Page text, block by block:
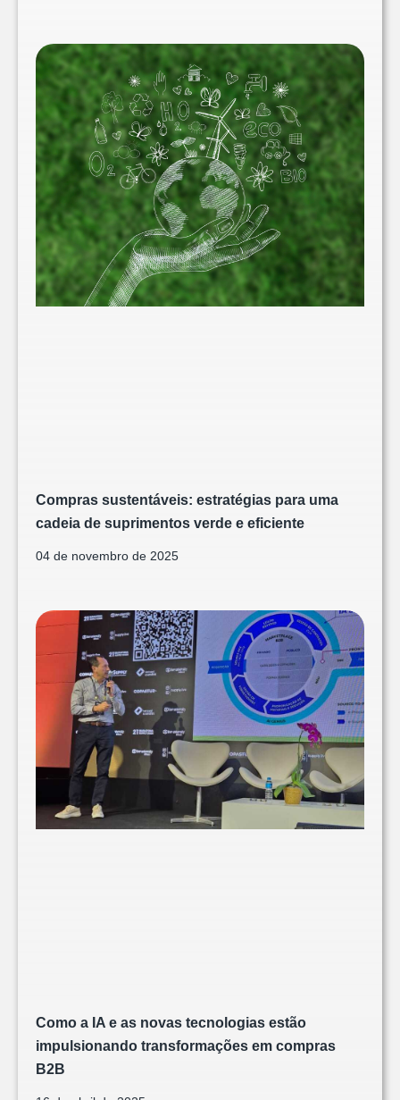
Compras sustentáveis: estratégias para uma
cadeia de suprimentos verde e eficiente
04 de novembro de 2025
Como a IA e as novas tecnologias estão
impulsionando transformações em compras
B2B